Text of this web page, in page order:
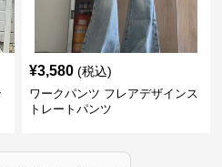
¥3,580 (税込)
ワークパンツ フレアデザインス
トレートパンツ